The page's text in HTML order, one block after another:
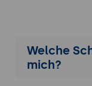
Welche
mich?